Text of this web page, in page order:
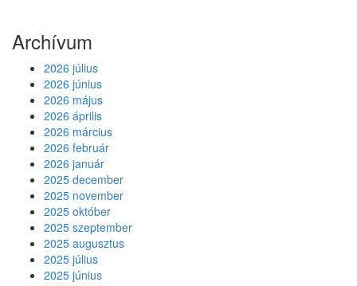
Archívum
2026 július
2026 június
2026 május
2026 április
2026 március
2026 február
2026 január
2025 december
2025 november
2025 október
2025 szeptember
2025 augusztus
2025 július
2025 június